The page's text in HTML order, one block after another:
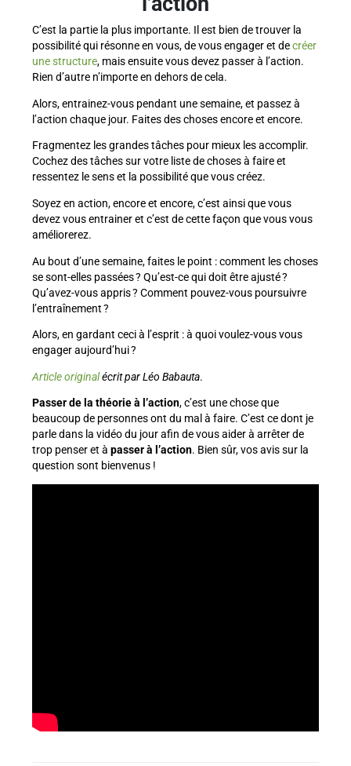
C’est la partie la plus importante. Il est bien de trouver la
possibilité qui résonne en vous, de vous engager et decréer
une structure, mais ensuite vous devez passer à l’action.
Rien d’autre n’importe en dehors de cela.
Alors, entrainez-vous pendant une semaine, et passez à
l’action chaque jour. Faites des choses encore et encore.
Fragmentez les grandes tâches pour mieux les accomplir.
Cochez des tâches sur votre liste de choses à faire et
ressentez le sens et la possibilité que vous créez.
Soyez en action, encore et encore, c’est ainsi que vous
devez vous entrainer et c’est de cette façon que vous vous
améliorerez.
Au bout d’une semaine, faites le point : comment les choses
se sont-elles passées ? Qu’est-ce qui doit être ajusté ?
Qu’avez-vous appris ? Comment pouvez-vous poursuivre
l’entraînement ?
Alors, en gardant ceci à l’esprit : à quoi voulez-vous vous
engager aujourd’hui ?
Article originalécrit par Léo Babauta.
Passer de la théorie à l’action, c’est une chose que
beaucoup de personnes ont du mal à faire. C’est ce dont je
parle dans la vidéo du jour afin de vous aider à arrêter de
trop penser et à passer à l’action. Bien sûr, vos avis sur la
question sont bienvenus !